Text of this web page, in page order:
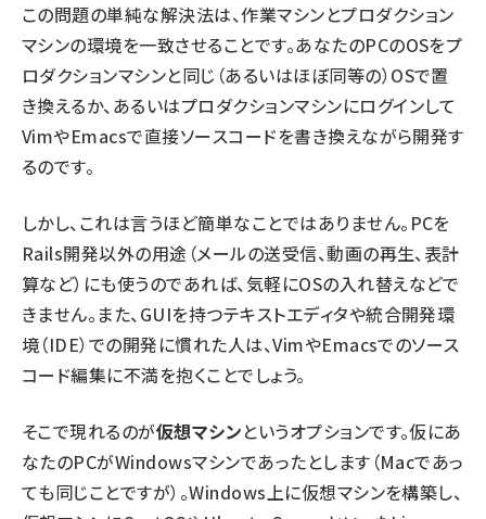
この問題の単純な解決法は、作業マシンとプロダクション
マシンの環境を一致させることです。あなたのPCのOSをプ
ロダクションマシンと同じ（あるいはほぼ同等の）OSで置
き換えるか、あるいはプロダクションマシンにログインして
VimやEmacsで直接ソースコードを書き換えながら開発す
るのです。
しかし、これは言うほど簡単なことではありません。PCを
Rails開発以外の用途（メールの送受信、動画の再生、表計
算など）にも使うのであれば、気軽にOSの入れ替えなどで
きません。また、GUIを持つテキストエディタや統合開発環
境（IDE）での開発に慣れた人は、VimやEmacsでのソース
コード編集に不満を抱くことでしょう。
そこで現れるのが仮想マシンというオプションです。仮にあ
なたのPCがWindowsマシンであったとします（Macであっ
ても同じことですが）。Windows上に仮想マシンを構築し、